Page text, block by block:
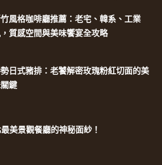
風格咖啡廳推薦：老宅、韓系、工業
質感空間與美味饗宴全攻略
日式豬排：老饕解密玫瑰粉紅切面的美
鍵
美景觀餐廳的神秘面紗！